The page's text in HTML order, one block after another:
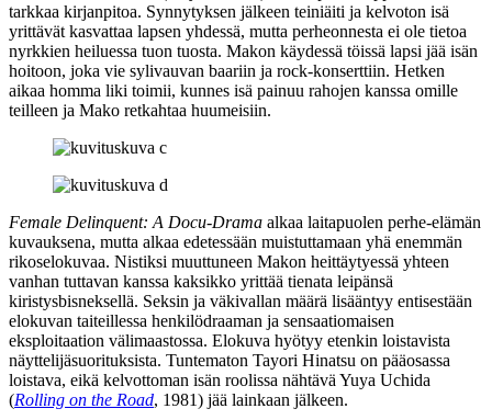
tarkkaa kirjanpitoa. Synnytyksen jälkeen teiniäiti ja kelvoton isä
yrittävät kasvattaa lapsen yhdessä, mutta perheonnesta ei ole tietoa
nyrkkien heiluessa tuon tuosta. Makon käydessä töissä lapsi jää isän
hoitoon, joka vie sylivauvan baariin ja rock-konserttiin. Hetken
aikaa homma liki toimii, kunnes isä painuu rahojen kanssa omille
teilleen ja Mako retkahtaa huumeisiin.
Female Delinquent: A Docu-Drama alkaa laitapuolen perhe-elämän
kuvauksena, mutta alkaa edetessään muistuttamaan yhä enemmän
rikoselokuvaa. Nistiksi muuttuneen Makon heittäytyessä yhteen
vanhan tuttavan kanssa kaksikko yrittää tienata leipänsä
kiristysbisneksellä. Seksin ja väkivallan määrä lisääntyy entisestään
elokuvan taiteillessa henkilödraaman ja sensaatiomaisen
eksploitaation välimaastossa. Elokuva hyötyy etenkin loistavista
näyttelijäsuorituksista. Tuntematon Tayori Hinatsu on pääosassa
loistava, eikä kelvottoman isän roolissa nähtävä Yuya Uchida
(Rolling on the Road, 1981) jää lainkaan jälkeen.